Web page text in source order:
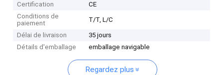
Certification
CE
Conditions de
paiement
T/T, L/C
Délai de livraison
35 jours
Détails d'emballage
emballage navigable
Regardez plus